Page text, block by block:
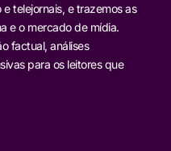
telejornais, e trazemos as
e o mercado de mídia.
factual, análises
para os leitores que